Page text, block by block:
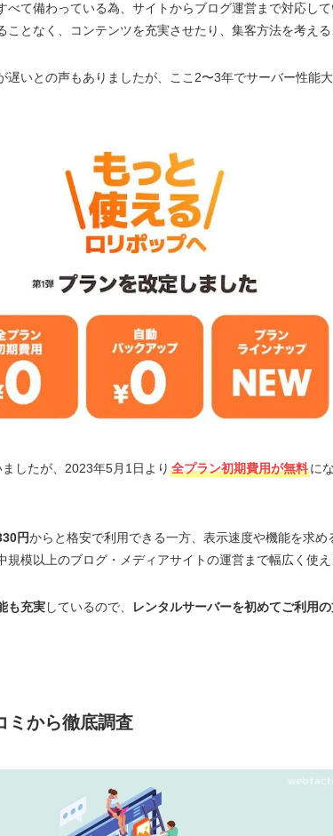
て備わっている為、サイトからブログ運営まで対応し
となく、コンテンツを充実させたり、集客方法を考える
いとの声もありましたが、ここ2〜3年でサーバー性能
したが、2023年5月1日より 全プラン初期費用が無料に
円からと格安で利用できる一方、表示速度や機能を求
模以上のブログ・メディアサイトの運営まで幅広く使え
も充実しているので、 レンタルサーバーを初めてご利用
ミから徹底調査